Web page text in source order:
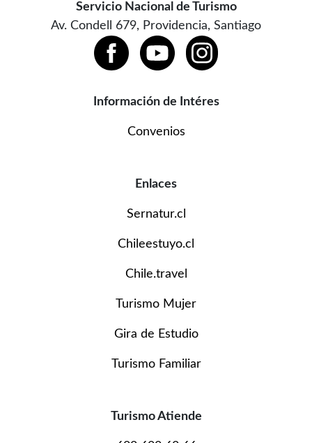
Servicio Nacional de Turismo
Av. Condell 679, Providencia, Santiago
Información de Intéres
Convenios
Enlaces
Sernatur.cl
Chileestuyo.cl
Chile.travel
Turismo Mujer
Gira de Estudio
Turismo Familiar
Turismo Atiende